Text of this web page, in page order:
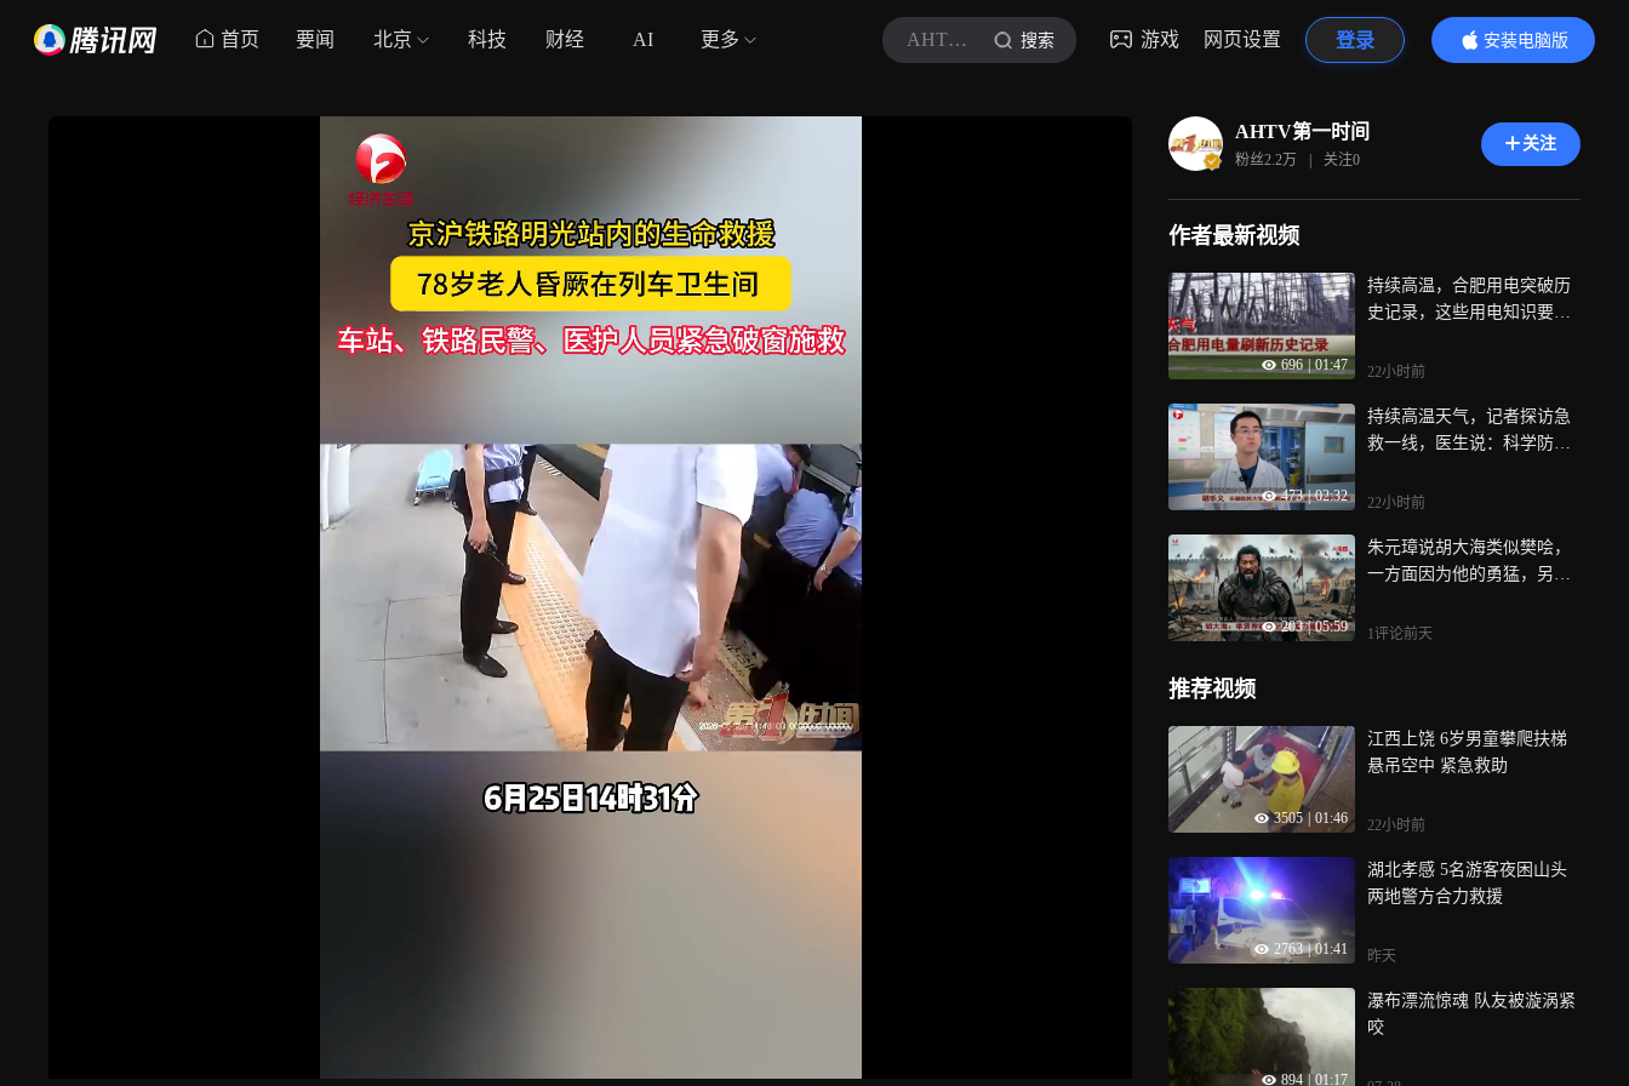
首页 要闻 北京 科技 财经 AI 更多 AHTV第一时间 搜索 游戏 网页设置 登录
安装电脑版
内容更精彩
AHTV第一时间
粉丝2.2万 | 关注0
关注
作者最新视频
696 | 01:47
持续高温，合肥用电突破历
史记录，这些用电知识要掌
22小时前
473 | 02:32
持续高温天气，记者探访急
救一线，医生说：科学防暑
22小时前
203 | 05:59
朱元璋说胡大海类似樊哙，
一方面因为他的勇猛，另一
朴，为人热心忠诚，有汉初
1评论前天
推荐视频
3505 01:46
江西上饶 6岁男童攀爬扶梯
悬吊空中 紧急救助
22小时前
2763 | 01:41
湖北孝感 5名游客夜困山头
两地警方合力救援
昨天
894 01:17
瀑布漂流惊魂 队友被漩涡紧
咬